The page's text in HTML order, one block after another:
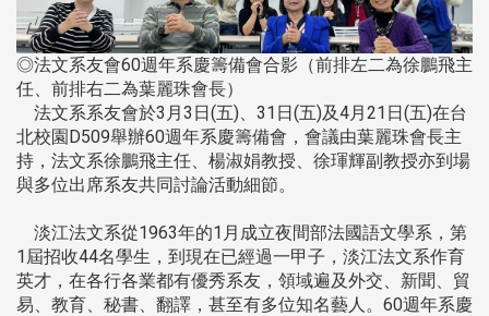
◎法文系友會60週年系慶籌備會合影（前排左二為徐鵬飛主
任、前排右二為葉麗珠會長）
法文系系友會於3月3日(五)、31日(五)及4月21日(五)在台
北校園D509舉辦60週年系慶籌備會，會議由葉麗珠會長主
持，法文系徐鵬飛主任、楊淑娟教授、徐琿輝副教授亦到場
與多位出席系友共同討論活動細節。
淡江法文系從1963年的1月成立夜間部法國語文學系，第
1屆招收44名學生，到現在已經過一甲子，淡江法文系作育
英才，在各行各業都有優秀系友，領域遍及外交、新聞、貿
易、教育、秘書、翻譯，甚至有多位知名藝人。60週年系慶